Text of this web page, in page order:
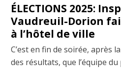
ÉLECTIONS 2025:
Vaudreuil-Dorion
à l’hôtel de ville
C’est en fin de soirée, après
des résultats, que l’équipe